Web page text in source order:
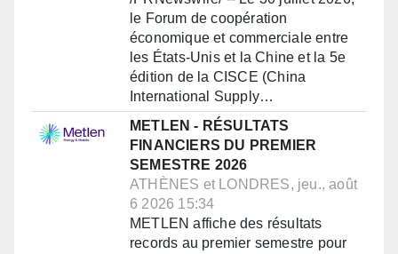
le Forum de coopération
économique et commerciale entre
les États-Unis et la Chine et la 5e
édition de la CISCE (China
International Supply…
METLEN - RÉSULTATS
FINANCIERS DU PREMIER
SEMESTRE 2026
ATHÈNES et LONDRES, jeu., août
6 2026 15:34
METLEN affiche des résultats
records au premier semestre pour